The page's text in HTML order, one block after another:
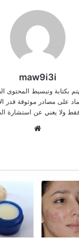
maw9i3i
بكتابة وتبسيط المحتوى
على مصادر موثوقة قدر
ولا يغني عن استشارة